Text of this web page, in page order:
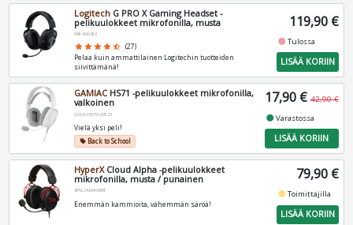
Logitech G PRO X Gaming Headset -
pelikuulokkeet mikrofonilla, musta
981-000818
star star star star star_half (27)
Pelaa kuin ammattilainen Logitechin tuotteiden
siivittämänä!
119,90 €
fiber_manual_recordTulossa
LISÄÄ KORIIN
GAMIACHS71 -pelikuulokkeet mikrofonilla,
valkoinen
GAHS-HS7VU0R.21
Vielä yksi peli!
local_offerBack to School
17,90 € 42,90 €
fiber_manual_recordVarastossa
LISÄÄ KORIIN
HyperXCloud Alpha -pelikuulokkeet
mikrofonilla, musta / punainen
4P5L1AM#ABB
Enemmän kammioita, vähemmän säröä!
79,90 €
fiber_manual_recordToimittajilla
LISÄÄ KORIIN